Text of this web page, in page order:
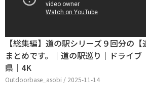
【総集編】道の駅シリーズ９回分の【
まとめです。｜道の駅巡り｜ドライ
県｜4K
Outdoorbase_asobi / 2025-11-14